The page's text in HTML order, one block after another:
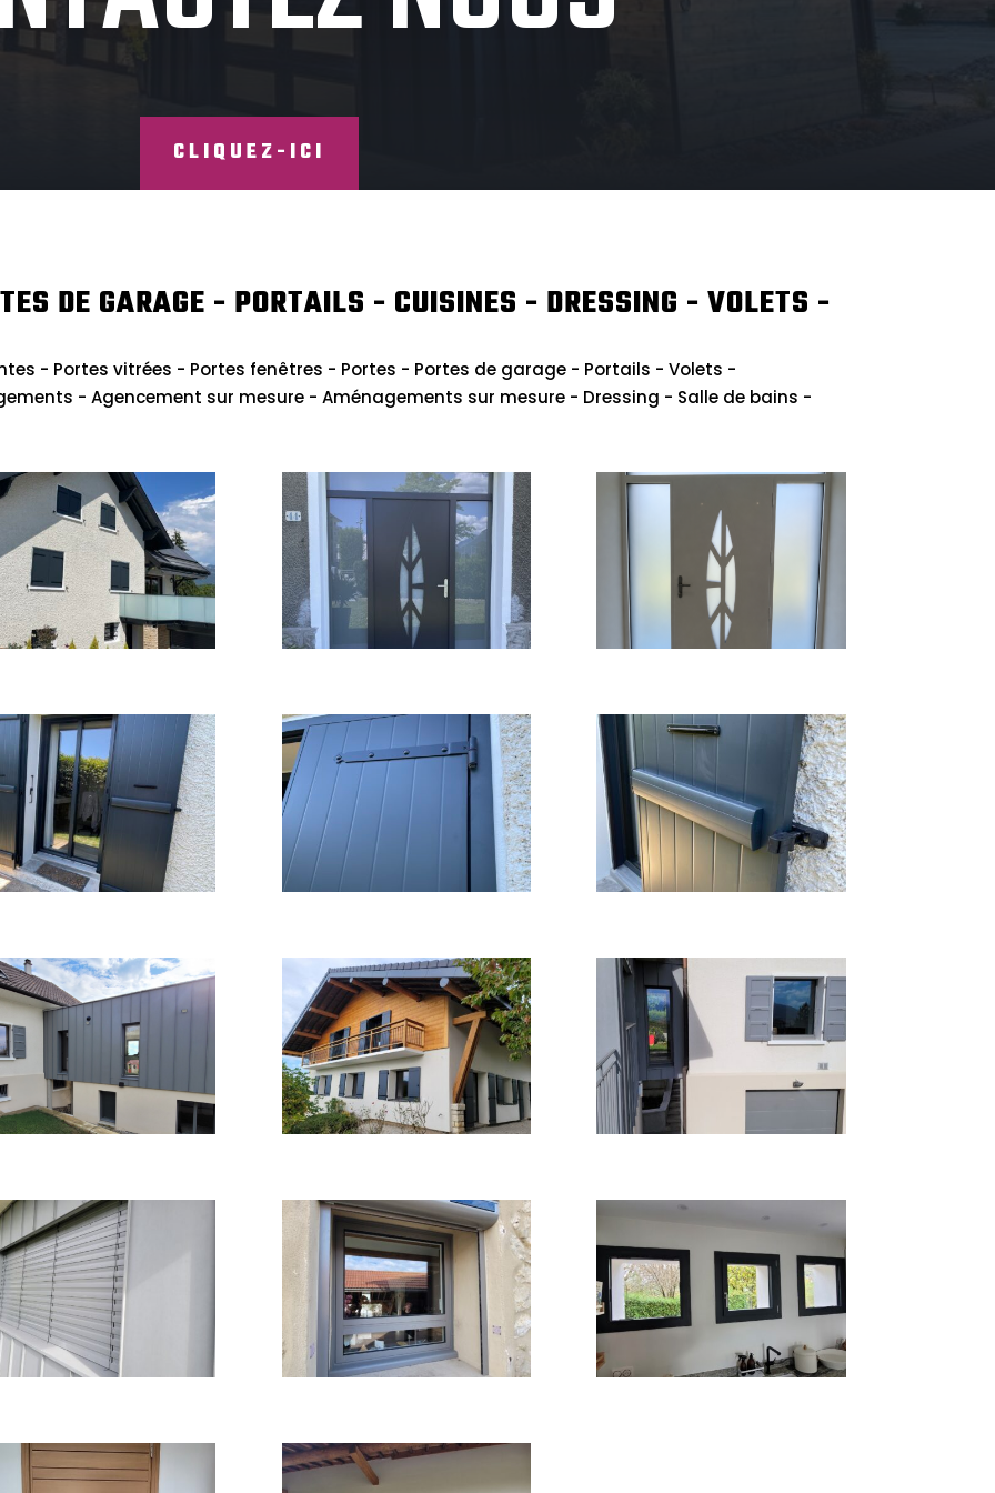
CLIQUEZ-ICI
DE GARAGE - PORTAILS - CUISINES - DRESSING - VOLETS -
- Portes vitrées - Portes fenêtres - Portes - Portes de garage - Portails - Volets -
- Agencement sur mesure - Aménagements sur mesure - Dressing - Salle de bains -